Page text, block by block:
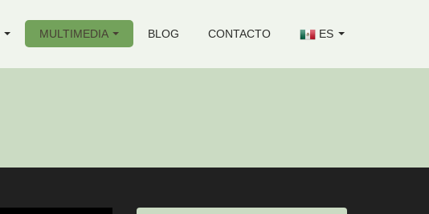
MULTIMEDIA BLOG CONTACTO ES